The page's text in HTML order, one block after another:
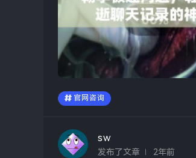
官网咨询
sw
发布了文章 2年前